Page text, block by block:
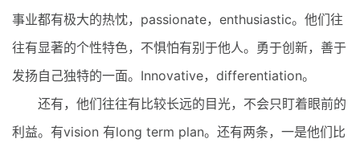
事业都有极大的热忱，passionate，enthusiastic。他们往
往有显著的个性特色，不惧怕有别于他人。勇于创新，善于
发扬自己独特的一面。Innovative，differentiation。
还有，他们往往有比较长远的目光，不会只盯着眼前的
利益。有vision 有long term plan。还有两条，一是他们比